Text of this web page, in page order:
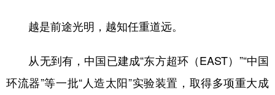
越是前途光明，越知任重道远。
从无到有，中国已建成“东方超环（EAST）”“中国
环流器”等一批“人造太阳”实验装置，取得多项重大成